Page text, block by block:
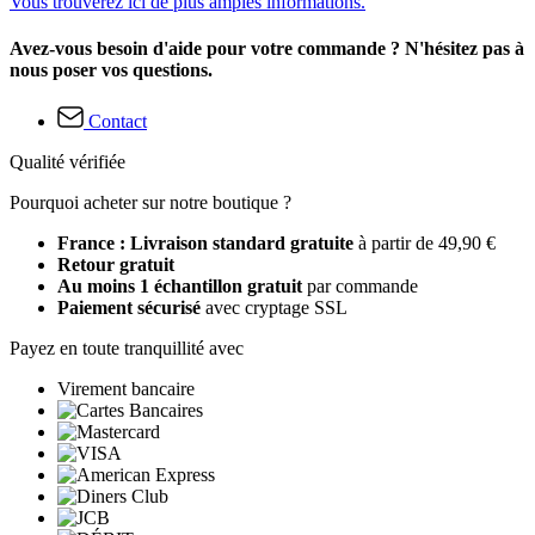
Avez-vous besoin d'aide pour votre commande ? N'hésitez pas à
nous poser vos questions.
Contact
Qualité vérifiée
Pourquoi acheter sur notre boutique ?
France : Livraison standard gratuite à partir de 49,90 €
Retour gratuit
Au moins 1 échantillon gratuit par commande
Paiement sécurisé avec cryptage SSL
Payez en toute tranquillité avec
Virement bancaire